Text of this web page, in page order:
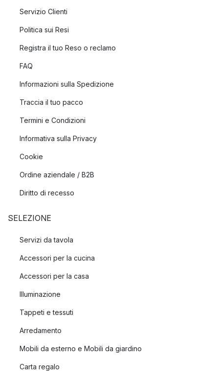
Servizio Clienti
Politica sui Resi
Registra il tuo Reso o reclamo
FAQ
Informazioni sulla Spedizione
Traccia il tuo pacco
Termini e Condizioni
Informativa sulla Privacy
Cookie
Ordine aziendale / B2B
Diritto di recesso
SELEZIONE
Servizi da tavola
Accessori per la cucina
Accessori per la casa
Illuminazione
Tappeti e tessuti
Arredamento
Mobili da esterno e Mobili da giardino
Carta regalo